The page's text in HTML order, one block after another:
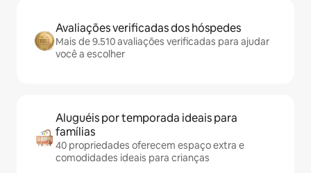
Avaliações verificadas dos hóspedes
Mais de 9.510 avaliações verificadas para ajudar
você a escolher
Aluguéis por temporada ideais para
famílias
40 propriedades oferecem espaço extra e
comodidades ideais para crianças